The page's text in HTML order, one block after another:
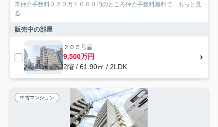
常仲介手数料３２０万１０００円のところ仲介手数料無料で... もっと見
る
販売中の部屋
２０５号室
9,500万円
2階 / 61.90㎡ / 2LDK
中古マンション